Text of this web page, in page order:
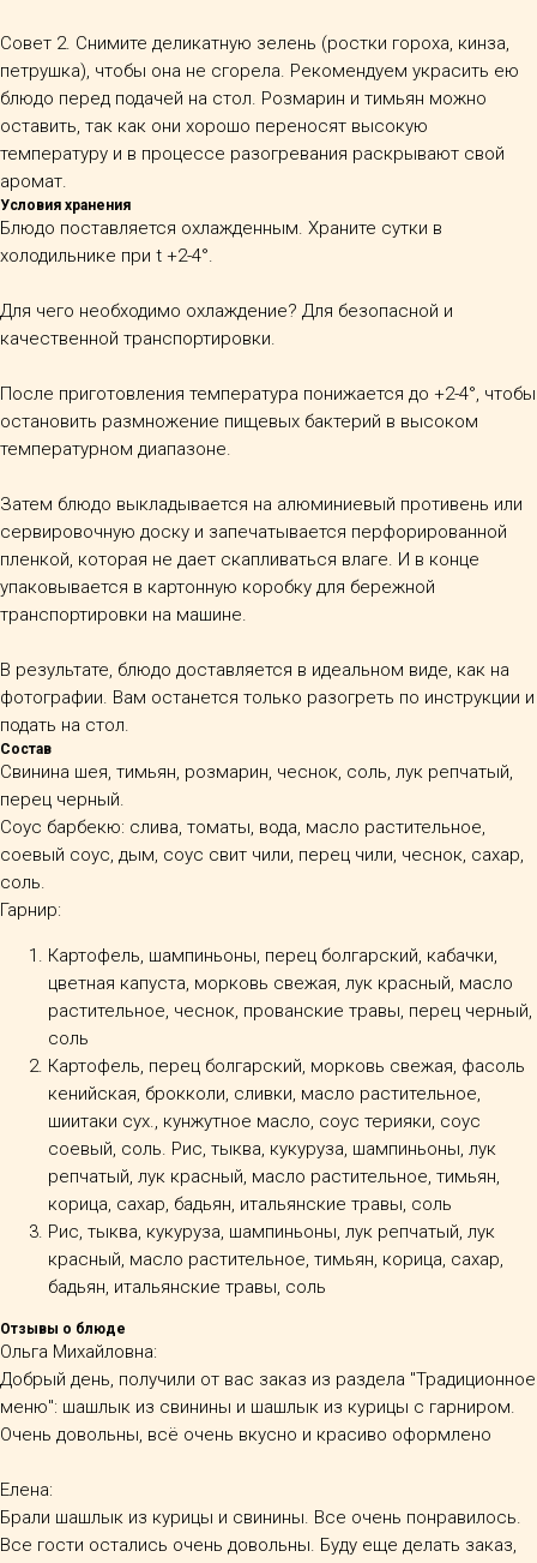
Совет 2. Снимите деликатную зелень (ростки гороха, кинза,
петрушка), чтобы она не сгорела. Рекомендуем украсить ею
блюдо перед подачей на стол. Розмарин и тимьян можно
оставить, так как они хорошо переносят высокую
температуру и в процессе разогревания раскрывают свой
аромат.
Условия хранения
Блюдо поставляется охлажденным. Храните сутки в
холодильнике при t +2-4°.
Для чего необходимо охлаждение? Для безопасной и
качественной транспортировки.
После приготовления температура понижается до +2-4°, чтобы
остановить размножение пищевых бактерий в высоком
температурном диапазоне.
Затем блюдо выкладывается на алюминиевый противень или
сервировочную доску и запечатывается перфорированной
пленкой, которая не дает скапливаться влаге. И в конце
упаковывается в картонную коробку для бережной
транспортировки на машине.
В результате, блюдо доставляется в идеальном виде, как на
фотографии. Вам останется только разогреть по инструкции и
подать на стол.
Состав
Свинина шея, тимьян, розмарин, чеснок, соль, лук репчатый,
перец черный.
Соус барбекю: слива, томаты, вода, масло растительное,
соевый соус, дым, соус свит чили, перец чили, чеснок, сахар,
соль.
Гарнир:
Картофель, шампиньоны, перец болгарский, кабачки,
цветная капуста, морковь свежая, лук красный, масло
растительное, чеснок, прованские травы, перец черный,
соль
Картофель, перец болгарский, морковь свежая, фасоль
кенийская, брокколи, сливки, масло растительное,
шиитаки сух., кунжутное масло, соус терияки, соус
соевый, соль. Рис, тыква, кукуруза, шампиньоны, лук
репчатый, лук красный, масло растительное, тимьян,
корица, сахар, бадьян, итальянские травы, соль
Рис, тыква, кукуруза, шампиньоны, лук репчатый, лук
красный, масло растительное, тимьян, корица, сахар,
бадьян, итальянские травы, соль
Отзывы о блюде
Ольга Михайловна:
Добрый день, получили от вас заказ из раздела "Традиционное
меню": шашлык из свинины и шашлык из курицы с гарниром.
Очень довольны, всё очень вкусно и красиво оформлено
Елена:
Брали шашлык из курицы и свинины. Все очень понравилось.
Все гости остались очень довольны. Буду еще делать заказ,